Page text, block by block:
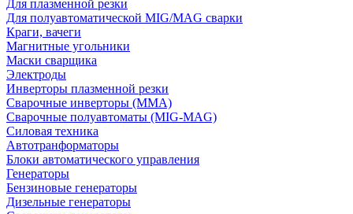
Для плазменной резки
Для полуавтоматической MIG/MAG сварки
Краги, вачеги
Магнитные угольники
Маски сварщика
Электроды
Инверторы плазменной резки
Сварочные инверторы (MMA)
Сварочные полуавтоматы (MIG-MAG)
Силовая техника
Автотранформаторы
Блоки автоматического управления
Генераторы
Бензиновые генераторы
Дизельные генераторы